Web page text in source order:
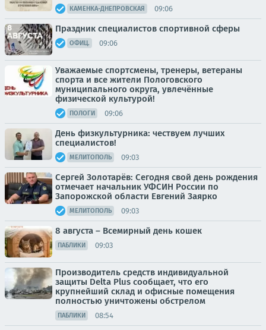
КАМЕНКА-ДНЕПРОВСКАЯ 09:06
Праздник специалистов спортивной сферы
ОФИЦ. 09:06
Уважаемые спортсмены, тренеры, ветераны
спорта и все жители Пологовского
муниципального округа, увлечённые
физической культурой!
ПОЛОГИ 09:06
День физкультурника: чествуем лучших
специалистов!
МЕЛИТОПОЛЬ 09:03
Сергей Золотарёв: Сегодня свой день рождения
отмечает начальник УФСИН России по
Запорожской области Евгений Заярко
МЕЛИТОПОЛЬ 09:03
8 августа – Всемирный день кошек
ПАБЛИКИ 09:03
Производитель средств индивидуальной
защиты Delta Plus сообщает, что его
крупнейший склад и офисные помещения
полностью уничтожены обстрелом
ПАБЛИКИ 08:54